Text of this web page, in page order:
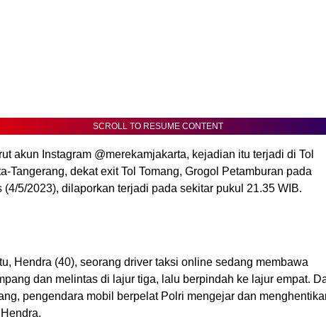
SCROLL TO RESUME CONTENT
akun Instagram @merekamjakarta, kejadian itu terjadi di Tol
Tangerang, dekat exit Tol Tomang, Grogol Petamburan pada
(4/5/2023), dilaporkan terjadi pada sekitar pukul 21.35 WIB.
Hendra (40), seorang driver taksi online sedang membawa
dan melintas di lajur tiga, lalu berpindah ke lajur empat.
pengendara mobil berpelat Polri mengejar dan